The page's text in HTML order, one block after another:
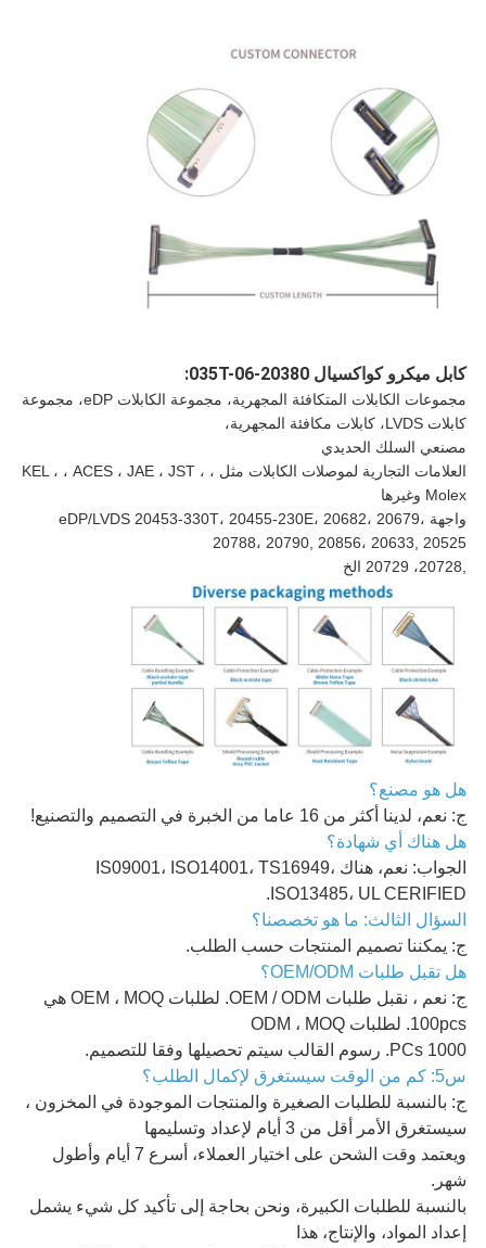
كابل ميكرو كواكسيال 20380-035T-06:
مجموعات الكابلات المتكافئة المجهرية، مجموعة الكابلات eDP، مجموعة
كابلات LVDS، كابلات مكافئة المجهرية،
مصنعي السلك الحديدي
العلامات التجارية لموصلات الكابلات مثل ، KEL ، ، ACES ، JAE ، JST ،
Molex وغيرها
واجهة eDP/LVDS 20453-330T، 20455-230E، 20682، 20679،
20788، 20790, 20856، 20633, 20525
,20728، 20729 الخ
هل هو مصنع؟
ج: نعم، لدينا أكثر من 16 عاما من الخبرة في التصميم والتصنيع!
هل هناك أي شهادة؟
الجواب: نعم، هناك IS09001، ISO14001، TS16949،
ISO13485، UL CERIFIED.
السؤال الثالث: ما هو تخصصنا؟
ج: يمكننا تصميم المنتجات حسب الطلب.
هل تقبل طلبات OEM/ODM؟
ج: نعم ، نقبل طلبات OEM / ODM. لطلبات OEM ، MOQ هي
100pcs. لطلبات ODM ، MOQ
1000 PCs. رسوم القالب سيتم تحصيلها وفقا للتصميم.
س5: كم من الوقت سيستغرق لإكمال الطلب؟
ج: بالنسبة للطلبات الصغيرة والمنتجات الموجودة في المخزون ،
سيستغرق الأمر أقل من 3 أيام لإعداد وتسليمها
ويعتمد وقت الشحن على اختيار العملاء، أسرع 7 أيام وأطول
شهر.
بالنسبة للطلبات الكبيرة، ونحن بحاجة إلى تأكيد كل شيء يشمل
إعداد المواد، والإنتاج، هذا